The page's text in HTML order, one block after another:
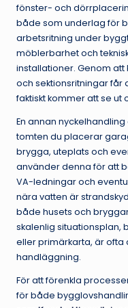
fönster- och
både som underlag för
arbetsritning under
möblerbarhet och
installationer. Genom
och sektionsritningar får
faktiskt kommer att se ut
En annan nyckelhandling
tomten du placerar
brygga, uteplats och
använder denna för att
VA-ledningar och
nära vatten är
både husets och
skalenlig situationsplan,
eller primärkarta, är
handläggning.
För att förenkla
för både